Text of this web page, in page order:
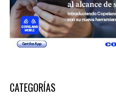
CATEGORÍAS